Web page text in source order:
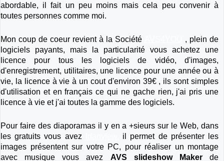
abordable, il fait un peu moins mais cela peu convenir à
toutes personnes comme moi.
Mon coup de coeur revient à la Société
, plein de
logiciels payants, mais la particularité vous achetez une
licence pour tous les logiciels de vidéo, d'images,
d'enregistrement, utilitaires, une licence pour une année ou à
vie, la licence à vie à un cout d'environ 39€ , ils sont simples
d'utilisation et en français ce qui ne gache rien, j'ai pris une
licence à vie et j'ai toutes la gamme des logiciels.
Pour faire des diaporamas il y en a +sieurs sur le Web, dans
les gratuits vous avez
il permet de présenter les
images présentent sur votre PC, pour réaliser un montage
avec musique vous avez AVS slideshow Makerde